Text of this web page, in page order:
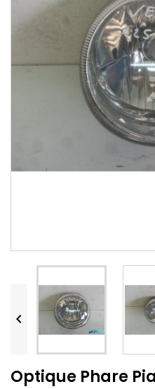

Optique Phare